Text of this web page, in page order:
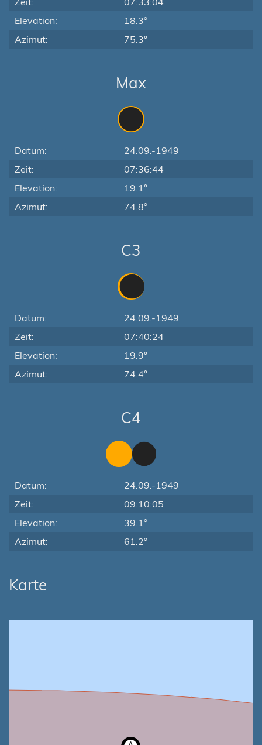
Elevation:
18.3°
Azimut:
75.3°
Max
Datum:
24.09.-1949
Zeit:
07:36:44
Elevation:
19.1°
Azimut:
74.8°
C3
Datum:
24.09.-1949
Zeit:
07:40:24
Elevation:
19.9°
Azimut:
74.4°
C4
Datum:
24.09.-1949
Zeit:
09:10:05
Elevation:
39.1°
Azimut:
61.2°
Karte